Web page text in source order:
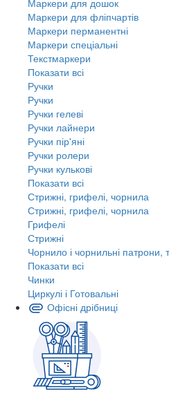
Маркери для фліпчартів
Маркери перманентні
Маркери спеціальні
Текстмаркери
Показати всі
Ручки
Ручки
Ручки гелеві
Ручки лайнери
Ручки пір'яні
Ручки ролери
Ручки кулькові
Показати всі
Стрижні, грифелі, чорнила
Стрижні, грифелі, чорнила
Грифелі
Стрижні
Чорнило і чорнильні патрони,
Показати всі
Чинки
Циркулі і Готовальні
Офісні дрібниці